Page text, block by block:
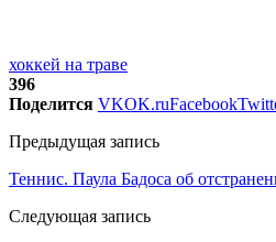
хоккей на траве
396
Поделится VKOK.ruFacebook
Предыдущая запись
Теннис. Паула Бадоса об
Следующая запись